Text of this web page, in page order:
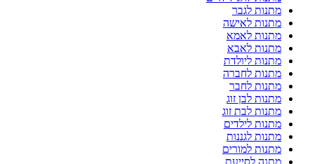
מתנות לגבר
מתנות לאישה
מתנות לאמא
מתנות לאבא
מתנות ליולדת
מתנות לחברה
מתנות לחבר
מתנות לבן זוג
מתנות לבת זוג
מתנות לילדים
מתנות לגננות
מתנות למורים
מתנה לסייעת